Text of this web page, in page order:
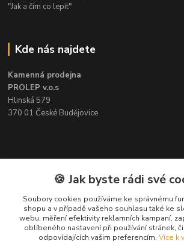
"Jak a čím co lepit"
Kde nás najdete
Kamenná prodejna
PROLEP v.o.s
Hlinská 579
370 01 České Budějovice
Kontakt
Pavel Šedivý
+420 602 148 895
Pracovní doba PO - PÁ: 8,00-16,30
🍪 Jak byste rádi své
Soubory cookies používáme ke správnému
shopu a v případě vašeho souhlasu také ke
webu, měření efektivity reklamních kampaní,
oblíbeného nastavení při používání stránek,
odpovídajících vašim preferencím. Více k